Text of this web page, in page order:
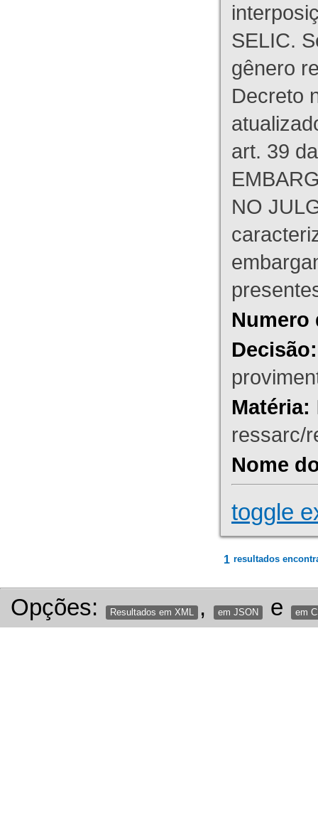
SELIC.
gênero
Decreto
art. 39
NO
Numero
Decisão:
Matéria:
ressarc/
Nome
toggle
1 resultados
Opções: Resultados em XML , em JSON e em